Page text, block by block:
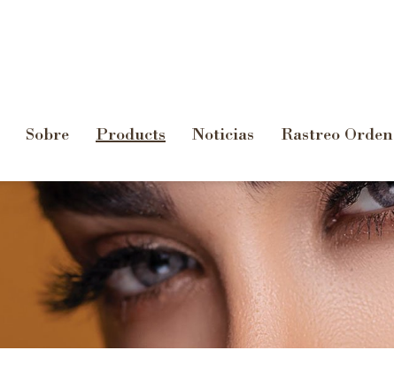
Sobre Products Noticias Rastreo Orden